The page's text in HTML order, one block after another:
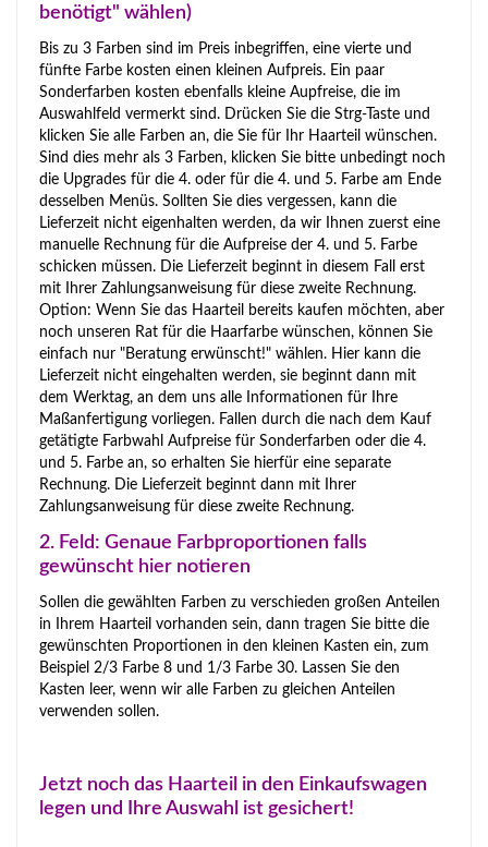
benötigt" wählen)
Bis zu 3 Farben sind im Preis inbegriffen, eine vierte und
fünfte Farbe kosten einen kleinen Aufpreis. Ein paar
Sonderfarben kosten ebenfalls kleine Aupfreise, die im
Auswahlfeld vermerkt sind. Drücken Sie die Strg-Taste und
klicken Sie alle Farben an, die Sie für Ihr Haarteil wünschen.
Sind dies mehr als 3 Farben, klicken Sie bitte unbedingt noch
die Upgrades für die 4. oder für die 4. und 5. Farbe am Ende
desselben Menüs. Sollten Sie dies vergessen, kann die
Lieferzeit nicht eigenhalten werden, da wir Ihnen zuerst eine
manuelle Rechnung für die Aufpreise der 4. und 5. Farbe
schicken müssen. Die Lieferzeit beginnt in diesem Fall erst
mit Ihrer Zahlungsanweisung für diese zweite Rechnung.
Option: Wenn Sie das Haarteil bereits kaufen möchten, aber
noch unseren Rat für die Haarfarbe wünschen, können Sie
einfach nur "Beratung erwünscht!" wählen. Hier kann die
Lieferzeit nicht eingehalten werden, sie beginnt dann mit
dem Werktag, an dem uns alle Informationen für Ihre
Maßanfertigung vorliegen. Fallen durch die nach dem Kauf
getätigte Farbwahl Aufpreise für Sonderfarben oder die 4.
und 5. Farbe an, so erhalten Sie hierfür eine separate
Rechnung. Die Lieferzeit beginnt dann mit Ihrer
Zahlungsanweisung für diese zweite Rechnung.
2. Feld: Genaue Farbproportionen falls
gewünscht hier notieren
Sollen die gewählten Farben zu verschieden großen Anteilen
in Ihrem Haarteil vorhanden sein, dann tragen Sie bitte die
gewünschten Proportionen in den kleinen Kasten ein, zum
Beispiel 2/3 Farbe 8 und 1/3 Farbe 30. Lassen Sie den
Kasten leer, wenn wir alle Farben zu gleichen Anteilen
verwenden sollen.
Jetzt noch das Haarteil in den Einkaufswagen
legen und Ihre Auswahl ist gesichert!